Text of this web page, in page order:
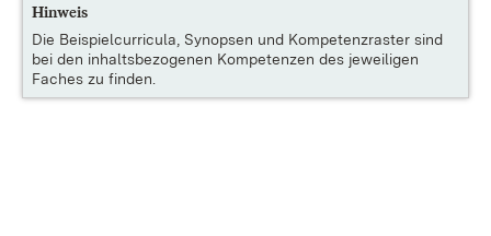
Hinweis
Die Beispielcurricula, Synopsen und Kompetenzraster sind
bei den inhaltsbezogenen Kompetenzen des jeweiligen
Faches zu finden.